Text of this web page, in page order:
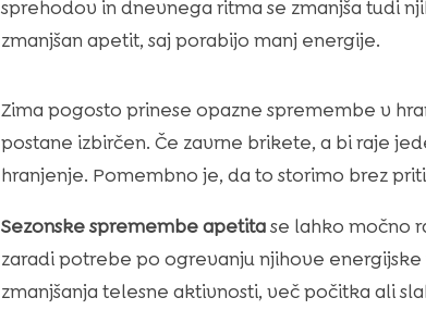
sprehodov in dnevnega ritma se zmanjša tudi
zmanjšan apetit, saj porabijo manj energije.
Zima pogosto prinese opazne spremembe v
postane izbirčen. Če zavrne brikete, a bi raje
hranjenje. Pomembno je, da to storimo brez
Sezonske spremembe apetitase lahko močno
zaradi potrebe po ogrevanju njihove
zmanjšanja telesne aktivnosti, več počitka ali